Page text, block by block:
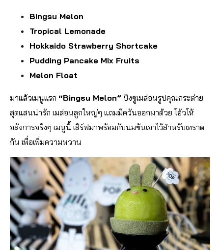
Bingsu Melon
Tropical Lemonade
Hokkaido Strawberry Shortcake
Pudding Pancake Mix Fruits
Melon Float
มาแล้วเมนูแรก “Bingsu Melon” บิงซูเมล่อนรูปคุณกระต่าย
สุดแสนน่ารัก เมล่อนลูกใหญ่ๆ แถมมีควันออกมาด้วย โอ้วโห้
อลังการจริงๆ เมนูนี้ เสิร์ฟมาพร้อมกับนมข้นเอาไว้สำหรับเทราด
กัน เพื่อเพิ่มความหวาน